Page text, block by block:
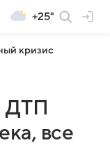
+25°
кризис
ДТП
все